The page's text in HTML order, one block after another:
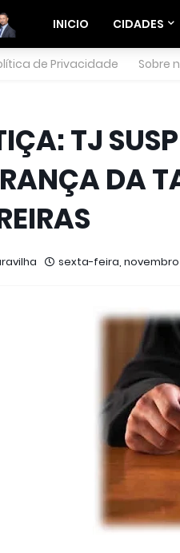
INICIO CIDADES
de Privacidade Sobre
TJ
DA
sexta-feira, novembro